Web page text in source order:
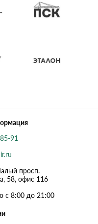
91
просп.
58, офис 116
с 8:00 до 21:00